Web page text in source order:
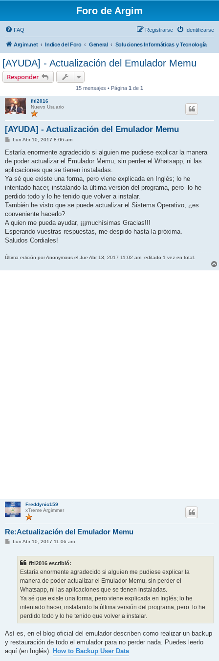
Foro de Argim
FAQ Identificarse
Registrarse
Argim.net Indice del Foro General Soluciones Informáticas y Tecnología
[AYUDA] - Actualización del Emulador Memu
Responder
15 mensajes • Página 1 de 1
fiti2016
Nuevo Usuario
[AYUDA] - Actualización del Emulador Memu
M
n
a
j
Lun Abr 10, 2017 8:06 am
Estaría enormente agradecido si alguien me pudiese explicar la manera
de poder actualizar el Emulador Memu, sin perder el Whatsapp, ni las
aplicaciones que se tienen instaladas.
Ya sé que existe una forma, pero viene explicada en Inglés; lo he
intentado hacer, instalando la última versión del programa, pero lo he
perdido todo y lo he tenido que volver a instalar.
También he visto que se puede actualizar el Sistema Operativo, ¿es
conveniente hacerlo?
A quien me pueda ayudar, ¡¡¡muchísimas Gracias!!!
Esperando vuestras respuestas, me despido hasta la próxima.
Saludos Cordiales!
Última edición porAnonymous el Jue Abr 13, 2017 11:02 am, editado 1 vez en total.
Freddynic159
xTreme Argimmer
Re:Actualización del Emulador Memu
MLun Abr 10, 2017 11:06 am
fiti2016 escribió:
Estaría enormente agradecido si alguien me pudiese explicar la
manera de poder actualizar el Emulador Memu, sin perder el
Whatsapp, ni las aplicaciones que se tienen instaladas.
Ya sé que existe una forma, pero viene explicada en Inglés; lo he
intentado hacer, instalando la última versión del programa, pero lo he
perdido todo y lo he tenido que volver a instalar.
Así es, en el blog oficial del emulador describen como realizar un backup
y restauración de todo el emulador para no perder nada. Puedes leerlo
aquí (en Inglés): How to Backup User Data